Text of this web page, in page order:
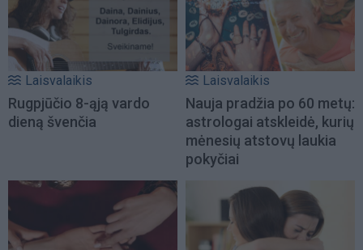
Laisvalaikis
Rugpjūčio 8-ąją vardo
dieną švenčia
Laisvalaikis
Nauja pradžia po 60 metų:
astrologai atskleidė, kurių
mėnesių atstovų laukia
pokyčiai